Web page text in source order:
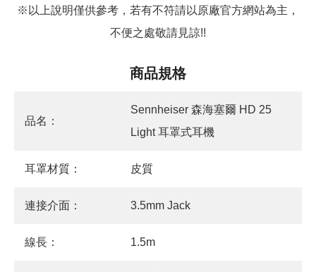
※以上說明僅供參考，若有不符請以原廠官方網站為主，
不便之處敬請見諒!!
商品規格
品名：
Sennheiser 森海塞爾 HD 25
Light 耳罩式耳機
耳罩材質： 皮質
連接介面： 3.5mm Jack
線長： 1.5m